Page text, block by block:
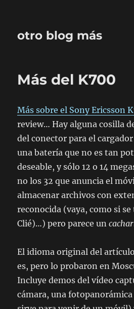
otro blog más
Más del K700
Más sobre el Sony Ericsson
review… Hay alguna cosilla
del conector para el
una batería que no es tan
deseable, y sólo 12 o 14
no los 32 que anuncia el
almacenar archivos con
reconocida (vaya, como si
Clié)…) pero parece un
El idioma original del
es, pero lo probaron en
Incluye demos del vídeo
cámara, una